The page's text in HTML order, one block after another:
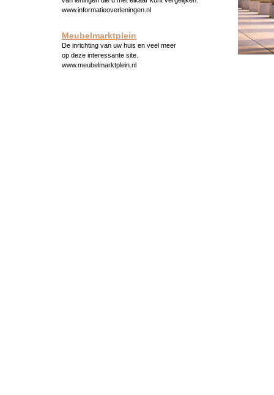
www.informatieoverleningen.nl
Meubelmarktplein
De inrichting van uw huis en veel meer
op deze interessante site.
www.meubelmarktplein.nl